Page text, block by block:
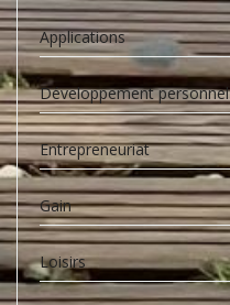
Applications
Développement personnel
Entrepreneuriat
Gain
Loisirs